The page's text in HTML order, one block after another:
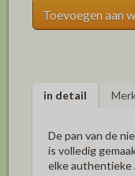
Toevoegen aan
in detail
De pan van de
is volledig
elke authentieke